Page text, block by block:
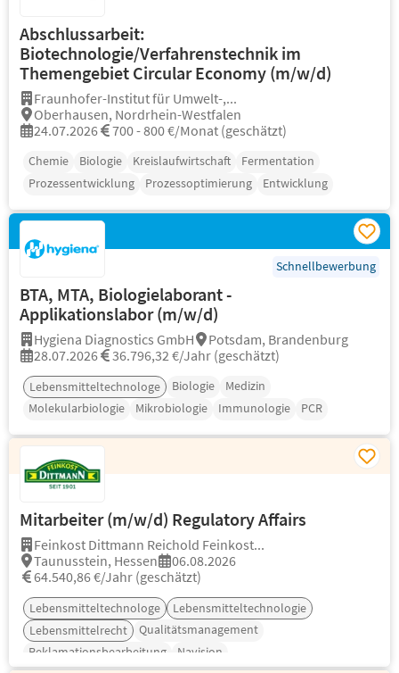
Abschlussarbeit:
Biotechnologie/Verfahrenstechnik im
Themengebiet Circular Economy (m/w/d)
Fraunhofer-Institut für Umwelt-,...
Oberhausen, Nordrhein-Westfalen
24.07.2026
700 - 800 €/Monat (geschätzt)
Chemie Biologie Kreislaufwirtschaft
Fermentation
Prozessentwicklung
Prozessoptimierung Entwicklung
Schnellbewerbung
BTA, MTA, Biologielaborant -
Applikationslabor (m/w/d)
Hygiena Diagnostics GmbH
Potsdam, Brandenburg
28.07.2026
36.796,32 €/Jahr (geschätzt)
Lebensmitteltechnologe Biologie
Medizin
Molekularbiologie
Mikrobiologie Immunologie PCR
Mitarbeiter (m/w/d) Regulatory Affairs
Feinkost Dittmann Reichold Feinkost...
Taunusstein, Hessen
06.08.2026
64.540,86 €/Jahr (geschätzt)
Lebensmitteltechnologe
Lebensmitteltechnologie
Lebensmittelrecht
Qualitätsmanagement
Reklamationsbearbeitung
Navision